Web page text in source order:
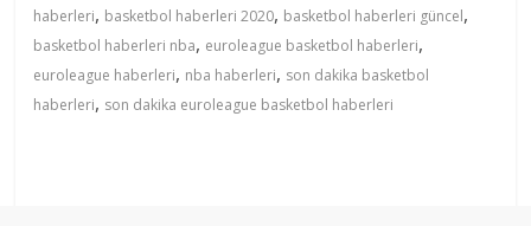
haberleri, basketbol haberleri 2020, basketbol haberleri güncel,
basketbol haberleri nba, euroleague basketbol haberleri,
euroleague haberleri, nba haberleri, son dakika basketbol
haberleri, son dakika euroleague basketbol haberleri